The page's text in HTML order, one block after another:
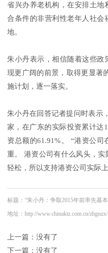
省兴办养老机构，在安排土地
合条件的非营利性老年人社会
地。
朱小丹表示，相信随着这些政
现更广阔的前景，取得更显著
施计划，逐一落实。
朱小丹在回答记者提问时表示
家，在广东的实际投资累计达
资总额的61.91%。 “港资公
重。 港资公司有什么风头，
轻松，所以支持港资公司实际
标题：“朱小丹：争取2015年前率先基
地址：http://www.chinaktz.com.cn/
上一篇：没有了
下一篇：没有了